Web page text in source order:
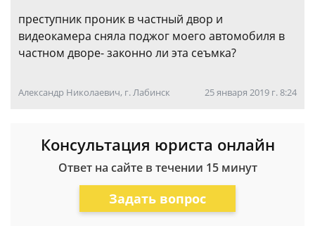
преступник проник в частный двор и
видеокамера сняла поджог моего автомобиля в
частном дворе- законно ли эта сеъмка?
Александр Николаевич, г. Лабинск 25 января 2019 г. 8:24
Консультация юриста онлайн
Ответ на сайте в течении 15 минут
Задать вопрос